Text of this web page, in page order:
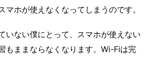
マホが使えなくなってしまうのです。
いない僕にとって、スマホが使えない
もままならなくなります。Wi-Fiは完